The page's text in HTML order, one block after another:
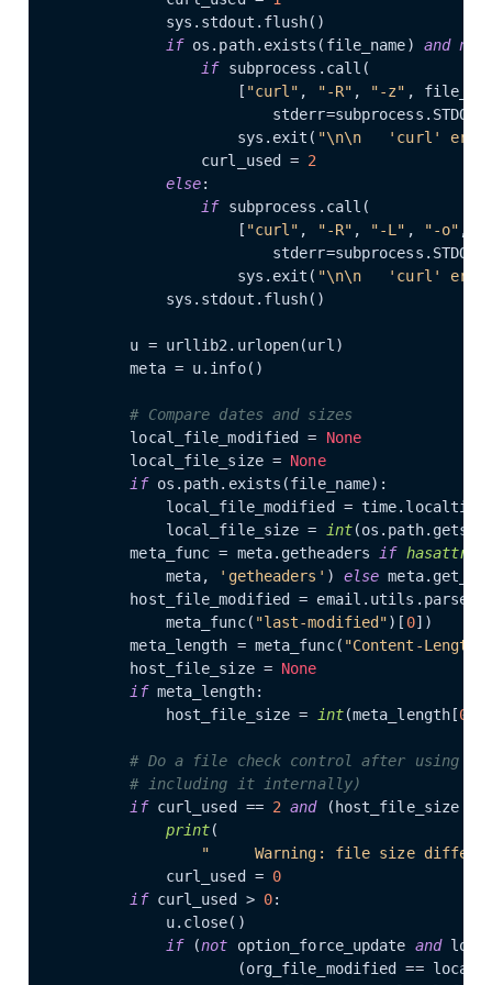
            sys.stdout.flush()
if os.path.exists(file_name) and not
if subprocess.call(
                    [
"curl" , "-R" , "-z" ,
                    sys.exit(
"\n\n   'curl'
                curl_used =
2
else:
if subprocess.call(
                    [
"curl" , "-R" , "-L" , "-o" ,
                    sys.exit(
"\n\n   'curl'
            sys.stdout.flush()
        u = urllib2.urlopen(url)
        meta = u.info()
# Compare dates and sizes
        local_file_modified =
None
        local_file_size =
None
if os.path.exists(file_name):
local_file_modified =
            local_file_size =
int
        meta_func = meta.getheaders
if hasattr
            meta,
'getheaders' ) else
host_file_modified =
            meta_func(
"last-modified")[ 0])
        meta_length = meta_func(
"Content-Length"
        host_file_size =
None
if meta_length:
            host_file_size =
int(meta_length[0
# Do a file check control after using
# including it internally)
if curl_used == 2 and (host_file_size
print(
"     Warning: file size differs.
            curl_used =
0
if curl_used > 0:
            u.close()
if (not option_force_update and
(org_file_modified ==